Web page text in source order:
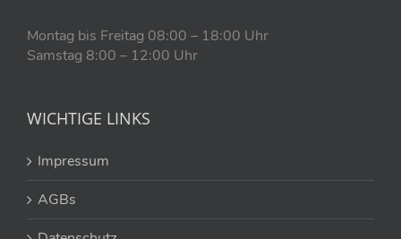
Montag bis Freitag 08:00 – 18:00 Uhr
Samstag 8:00 – 12:00 Uhr
WICHTIGE LINKS
Impressum
AGBs